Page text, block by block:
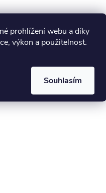
prohlížení webu a díky
výkon a použitelnost.
Souhlasím